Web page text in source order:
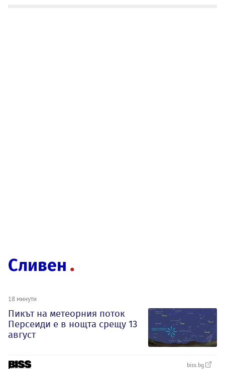
Сливен
18 минути
Пикът на метеорния поток
Персеиди е в нощта срещу 13
август
biss.bg